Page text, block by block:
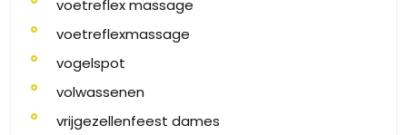
voetreflex massage
voetreflexmassage
vogelspot
volwassenen
vrijgezellenfeest dames